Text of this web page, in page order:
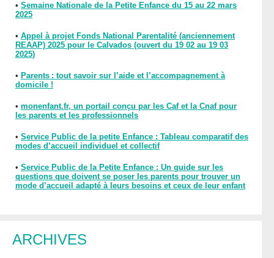
• Semaine Nationale de la Petite Enfance du 15 au 22 mars
2025
• Appel à projet Fonds National Parentalité (anciennement
REAAP) 2025 pour le Calvados (ouvert du 19 02 au 19 03
2025)
• Parents : tout savoir sur l’aide et l’accompagnement à
domicile !
• monenfant.fr, un portail conçu par les Caf et la Cnaf pour
les parents et les professionnels
• Service Public de la petite Enfance : Tableau comparatif des
modes d’accueil individuel et collectif
• Service Public de la Petite Enfance : Un guide sur les
questions que doivent se poser les parents pour trouver un
mode d’accueil adapté à leurs besoins et ceux de leur enfant
ARCHIVES